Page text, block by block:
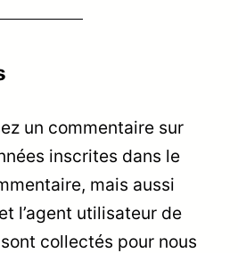
un commentaire sur
inscrites dans le
mais aussi
l’agent utilisateur de
collectés pour nous